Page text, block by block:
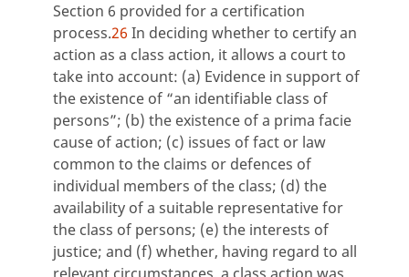
Section 6 provided for a certification
process.26 In deciding whether to certify an
action as a class action, it allows a court to
take into account: (a) Evidence in support of
the existence of “an identifiable class of
persons”; (b) the existence of a prima facie
cause of action; (c) issues of fact or law
common to the claims or defences of
individual members of the class; (d) the
availability of a suitable representative for
the class of persons; (e) the interests of
justice; and (f) whether, having regard to all